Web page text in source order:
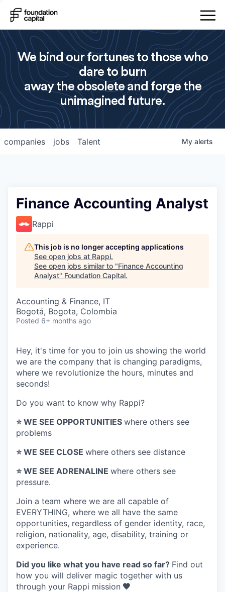
We bind our fortunes to those who
dare to burn
away the obsolete and forge the
unimagined future.
jobs
companies Talent My alerts
Finance Accounting Analyst
Rappi
This job is no longer accepting applications
See open jobs at Rappi.
See open jobs similar to "Finance Accounting
Analyst" Foundation Capital.
Accounting & Finance, IT
Bogotá, Bogota, Colombia
Posted 6+ months ago
Hey, it's time for you to join us showing the world
we are the company that is changing paradigms,
where we revolutionize the hours, minutes and
seconds!
Do you want to know why Rappi?
⭐️ WE SEE OPPORTUNITIES where others see
problems
⭐️ WE SEE CLOSE where others see distance
⭐️ WE SEE ADRENALINE where others see
pressure.
Join a team where we are all capable of
EVERYTHING, where we all have the same
opportunities, regardless of gender identity, race,
religion, nationality, age, disability, training or
experience.
Did you like what you have read so far? Find out
how you will deliver magic together with us
through your Rappi mission 🧡